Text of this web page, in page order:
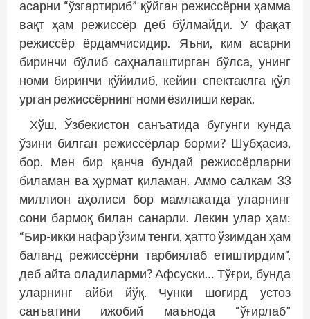
асарни “ўзгартириб” қўйган режиссёрни ҳамма
вақт ҳам режиссёр деб бўлмайди. У фақат
режиссёр ёрдамчисидир. Яъни, ким асарни
биринчи бўлиб саҳналаштирган бўлса, унинг
номи биринчи қўйилиб, кейин спектаклга қўл
урган режиссёрнинг номи ёзилиши керак.
Хўш, Ўзбекистон санъатида бугунги кунда
ўзини билган режиссёрлар борми? Шубҳасиз,
бор. Мен бир қанча бундай режиссёрларни
биламан ва ҳурмат қиламан. Аммо салкам 33
миллион аҳолиси бор мамлакатда уларнинг
сони бармоқ билан санарли. Лекин улар ҳам:
“Бир-икки нафар ўзим тенги, ҳатто ўзимдан ҳам
баланд режиссёрни тарбиялаб етиштирдим”,
деб айта оладиларми? Афсуски… Тўғри, бунда
уларнинг айби йўқ. Чунки шогирд устоз
санъатини ижобий маънода “ўғирлаб”